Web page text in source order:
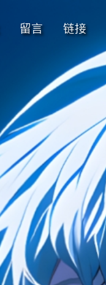
留言 链接